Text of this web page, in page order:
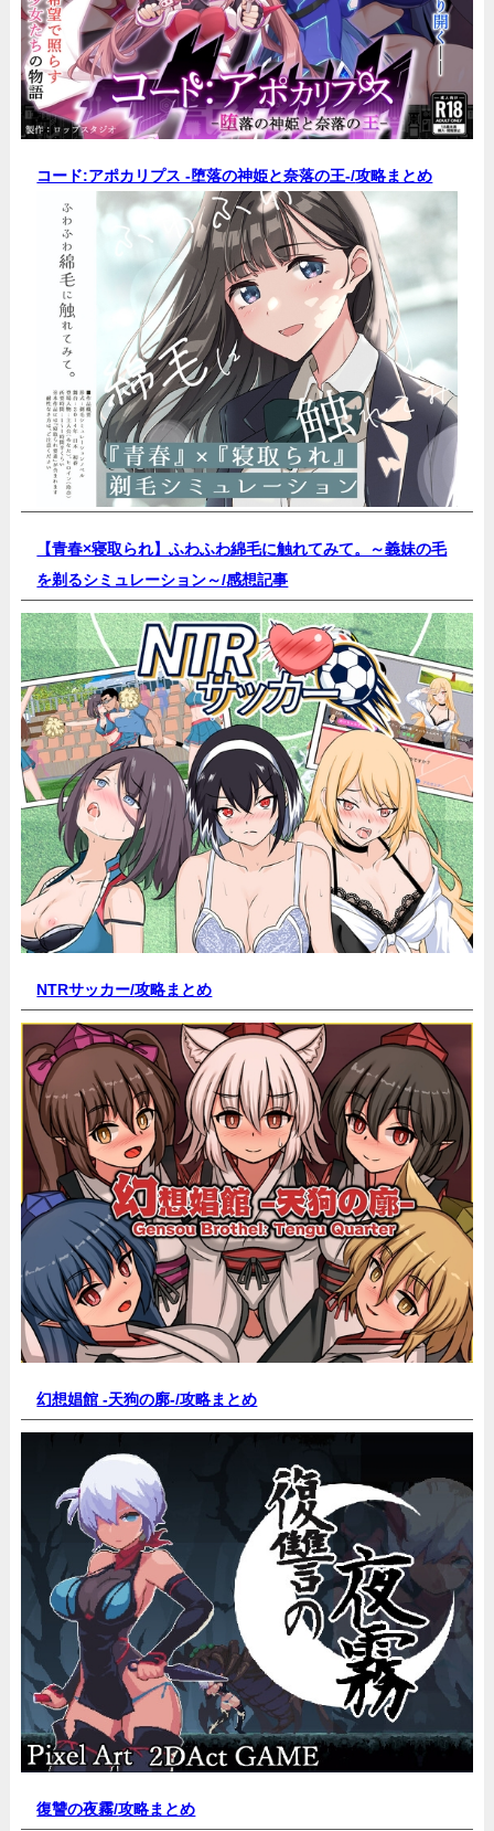
コード:アポカリプス -堕落の神姫と奈落の王-/攻略まとめ
【青春×寝取られ】ふわふわ綿毛に触れてみて。～義妹の毛
を剃るシミュレーション～/感想記事
NTRサッカー/攻略まとめ
幻想娼館 -天狗の廓-/攻略まとめ
復讐の夜霧/攻略まとめ